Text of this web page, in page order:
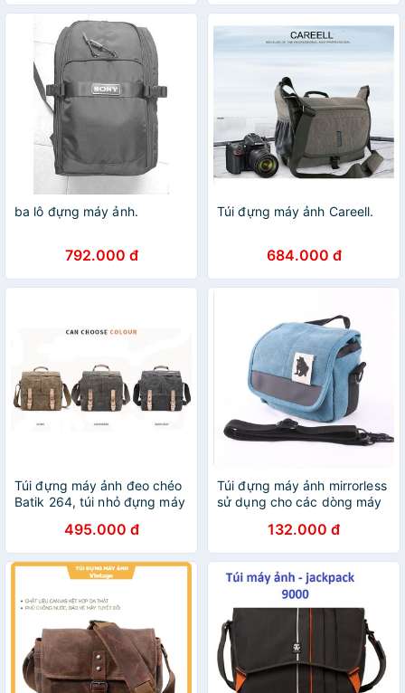
ba lô đựng máy ảnh.
792.000 đ
Túi đựng máy ảnh Careell.
684.000 đ
Túi đựng máy ảnh đeo chéo
Batik 264, túi nhỏ đựng máy
495.000 đ
Túi đựng máy ảnh mirrorless
sử dụng cho các dòng máy
máy film...kèm với lens kit
132.000 đ